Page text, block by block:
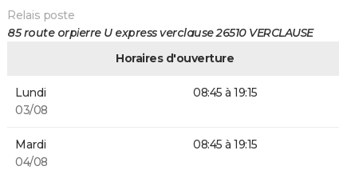
Relais poste
85 route orpierre U express verclause 26510 VERCLAUSE
Horaires d'ouverture
Lundi
03/08
08:45 à 19:15
Mardi
04/08
08:45 à 19:15